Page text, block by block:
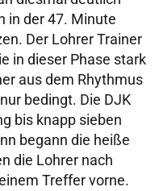
in der 47. Minute
Der Lohrer Trainer
in dieser Phase stark
aus dem Rhythmus
bedingt. Die DJK
bis knapp sieben
begann die heiße
die Lohrer nach
Treffer vorne.